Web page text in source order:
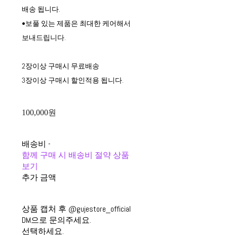
배송 됩니다.
•보풀 있는 제품은 최대한 케어해서
보내드립니다.
2장이상 구매시 무료배송
3장이상 구매시 할인적용 됩니다.
100,000원
배송비 -
함께 구매 시 배송비 절약 상품
보기
추가 금액
상품 캡처 후 @gujestore_official
DM으로 문의주세요.
선택하세요.